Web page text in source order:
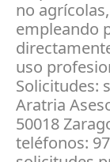
no
empleando
uso
Solicitudes:
Aratria
50018
teléfonos: